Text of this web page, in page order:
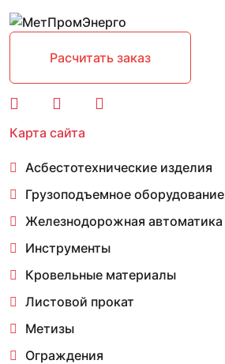
Расчитать заказ
Карта сайта
Асбестотехнические изделия
Грузоподъемное оборудование
Железнодорожная автоматика
Инструменты
Кровельные материалы
Листовой прокат
Метизы
Ограждения